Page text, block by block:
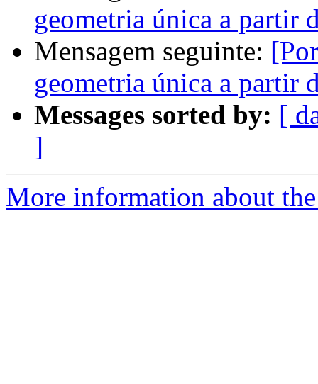
geometria única a partir
Mensagem seguinte:
geometria única a partir
Messages sorted by: [
]
More information about